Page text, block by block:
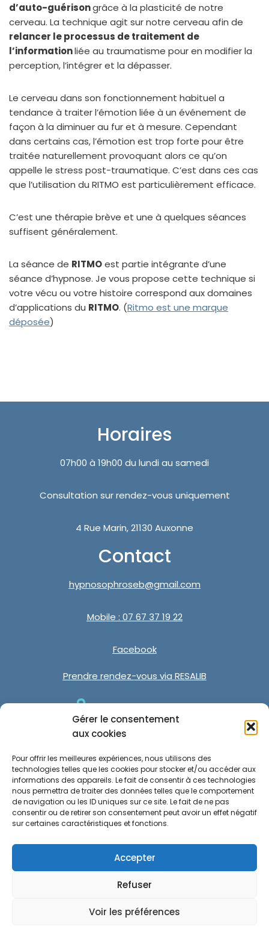
Gérer le consentement
aux cookies
Pour offrir les meilleures expériences, nous utilisons des
technologies telles que les cookies pour stocker et/ou accéder aux
informations des appareils. Le fait de consentir à ces technologies
nous permettra de traiter des données telles que le comportement
de navigation ou les ID uniques sur ce site. Le fait de ne pas
consentir ou de retirer son consentement peut avoir un effet négatif
sur certaines caractéristiques et fonctions.
Accepter
Refuser
Voir les préférences
d’auto-guérisongrâce à la plasticité de notre
cerveau. La technique agit sur notre cerveau afin de
relancer le processus de traitement de
l’informationliée au traumatisme pour en modifier la
perception, l’intégrer et la dépasser.
Le cerveau dans son fonctionnement habituel a
tendance à traiter l’émotion liée à un événement de
façon à la diminuer au fur et à mesure. Cependant
dans certains cas, l’émotion est trop forte pour être
traitée naturellement provoquant alors ce qu’on
appelle le stress post-traumatique. C’est dans ces cas
que l’utilisation du RITMO est particulièrement efficace.
C’est une thérapie brève et une à quelques séances
suffisent généralement.
La séance de RITMOest partie intégrante d’une
séance d’hypnose. Je vous propose cette technique si
votre vécu ou votre histoire correspond aux domaines
d’applications du RITMO. (Ritmo est une marque
déposée)
Horaires
07h00 à 19h00 du lundi au samedi
Consultation sur rendez-vous uniquement
4 Rue Marin, 21130 Auxonne
Contact
hypnosophroseb@gmail.com
Mobile : 07 67 37 19 22
Facebook
Prendre rendez-vous via RESALIB
Partie légale
Mentions légales
Politique de confidentialité
Site réalise par VBAUDRY